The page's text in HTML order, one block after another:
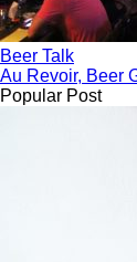
Beer Talk
Au Revoir, Beer
Popular Post